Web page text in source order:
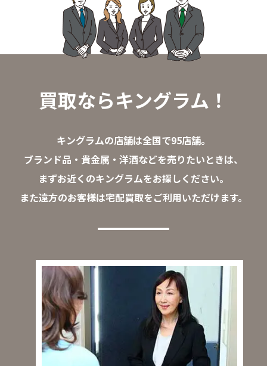
買取ならキングラム！
キングラムの店舗は全国で95店舗。
ブランド品・貴金属・洋酒などを売りたいときは、
まずお近くのキングラムをお探しください。
また遠方のお客様は宅配買取をご利用いただけます。